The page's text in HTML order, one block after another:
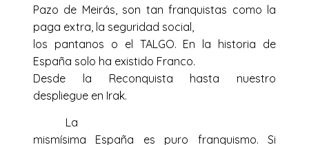
Pazo de Meirás, son tan franquistas como la
paga extra, la seguridad social,
los pantanos o el TALGO. En la historia de
España solo ha existido Franco.
Desde la Reconquista hasta nuestro
despliegue en Irak.
La
mismísima España es puro franquismo. Si